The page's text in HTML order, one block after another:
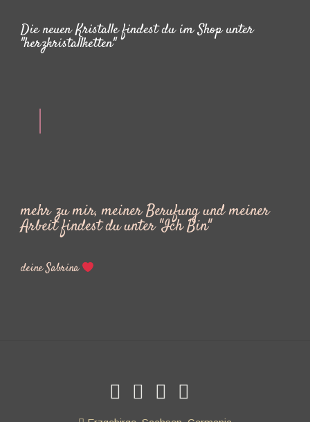
Die neuen Kristalle findest du im Shop unter
"herzkristallketten"
mehr zu mir, meiner Berufung und meiner
Arbeit findest du unter "Ich Bin"
deine Sabrina